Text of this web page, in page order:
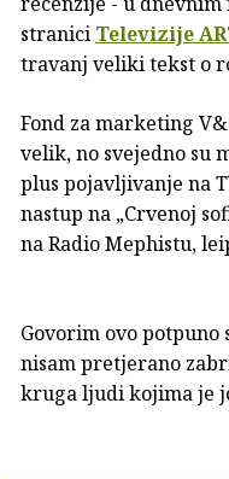
stranici Televizije
travanj veliki tekst o
Fond za marketing
velik, no svejedno su
plus pojavljivanje na
nastup na „Crvenoj
na Radio Mephistu,
Govorim ovo potpuno
nisam pretjerano
kruga ljudi kojima je